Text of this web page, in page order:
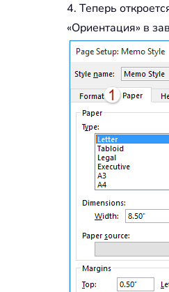
4. Теперь
«Ориентация» в